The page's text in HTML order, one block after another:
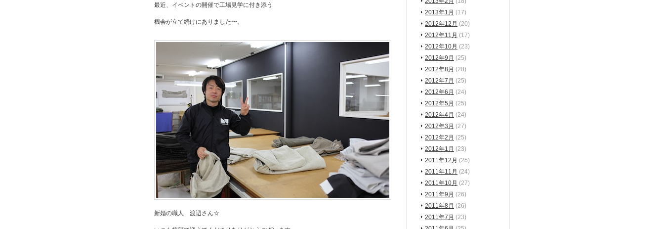
最近、イベントの開催で工場見学に付き添う
機会が立て続けにありました〜。
新婚の職人 渡辺さん☆
2013年1月 (17)
2012年12月 (20)
2012年11月 (17)
2012年10月 (23)
2012年9月 (25)
2012年8月 (28)
2012年7月 (25)
2012年6月 (24)
2012年5月 (25)
2012年4月 (24)
2012年3月 (27)
2012年2月 (25)
2012年1月 (23)
2011年12月 (25)
2011年11月 (24)
2011年10月 (27)
2011年9月 (26)
2011年8月 (26)
2011年7月 (23)